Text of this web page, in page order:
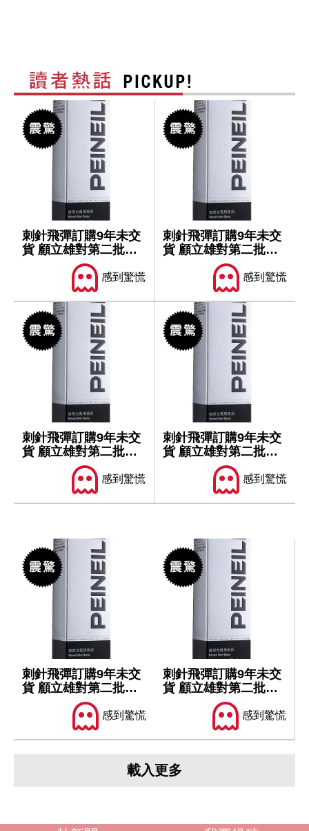
刺針飛彈訂購9年未交
貨 顧立雄對第二批軍
感到驚慌
刺針飛彈訂購9年未交
貨 顧立雄對第二批軍
感到驚慌
刺針飛彈訂購9年未交
貨 顧立雄對第二批軍
感到驚慌
刺針飛彈訂購9年未交
貨 顧立雄對第二批軍
感到驚慌
刺針飛彈訂購9年未交
貨 顧立雄對第二批軍
感到驚慌
刺針飛彈訂購9年未交
貨 顧立雄對第二批軍
感到驚慌
載入更多